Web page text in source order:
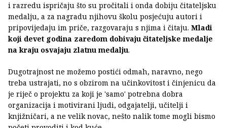
i razredu ispričaju što su pročitali i onda dobiju čitateljsku
medalju, a za nagradu njihovu školu posjećuju autori i
pripovijedaju im priče, razgovaraju s njima i čitaju. Mladi
koji devet godina zaredom dobivaju čitateljske medalje
na kraju osvajaju zlatnu medalju.
Dugotrajnost ne možemo postići odmah, naravno, nego
treba ustrajati, no s obzirom na učinkovitost i činjenicu da
je riječ o projektu za koji je 'samo' potrebna dobra
organizacija i motivirani ljudi, odgajatelji, učitelji i
knjižničari, a ne velik novac, nešto nalik tome mogli bismo